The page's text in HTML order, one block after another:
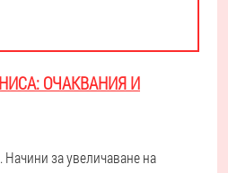
ОЧАКВАНИЯ И
за увеличаване на